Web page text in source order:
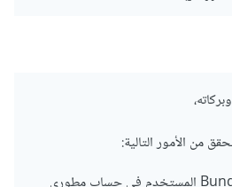
يظهر الخطأ، فيمكن أن يكون هناك
المعرّف الحالي وإنشاء معرّف جديد
من الأمور التالية: